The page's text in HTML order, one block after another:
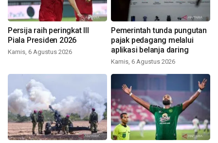
Persija raih peringkat III
Piala Presiden 2026
Kamis, 6 Agustus 2026
Pemerintah tunda pungutan
pajak pedagang melalui
aplikasi belanja daring
Kamis, 6 Agustus 2026